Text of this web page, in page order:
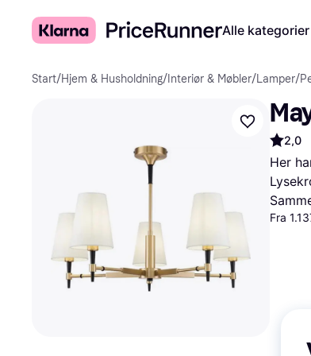
Alle kategorier
Start/Hjem & Husholdning/ Interiør & Møbler/Lamper/
2,0
Her
Fra